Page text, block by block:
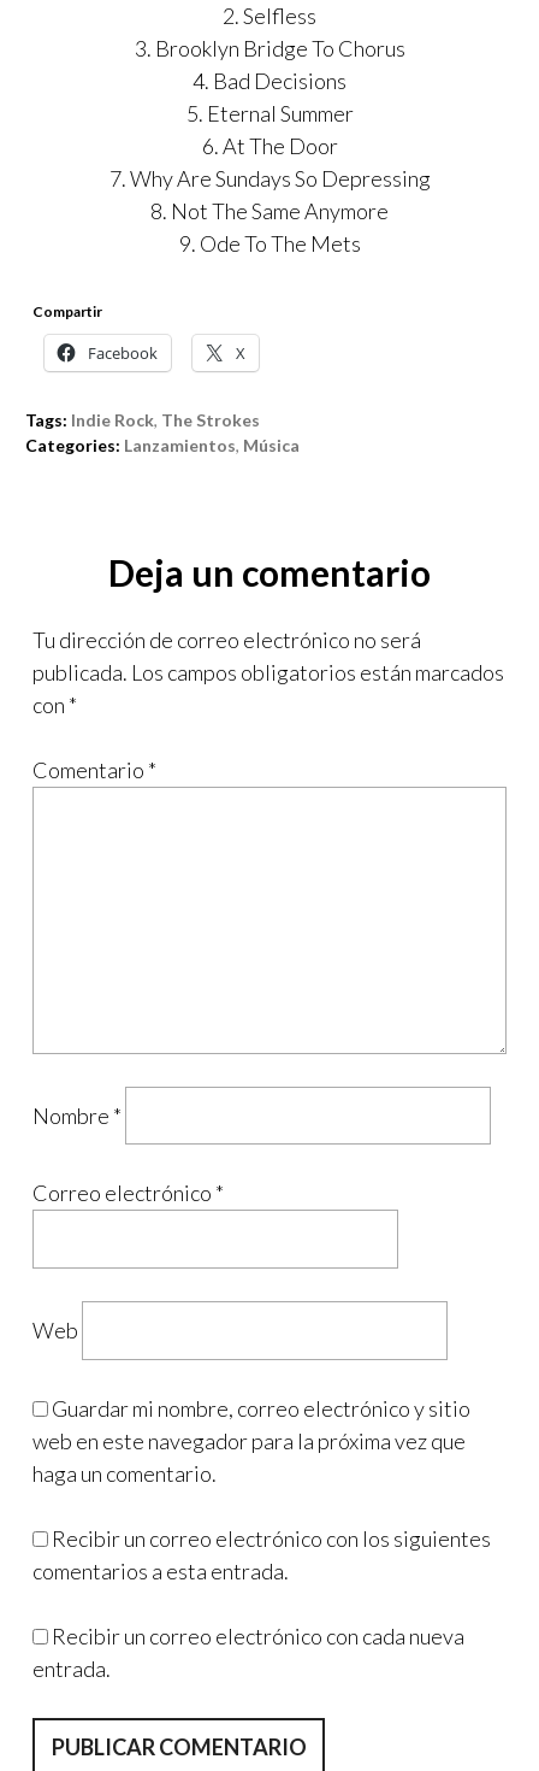
2. Selfless
3. Brooklyn Bridge To Chorus
4. Bad Decisions
5. Eternal Summer
6. At The Door
7. Why Are Sundays So Depressing
8. Not The Same Anymore
9. Ode To The Mets
Compartir
Facebook X
Tags: Indie Rock, The Strokes
Categories: Lanzamientos, Música
Deja un comentario
Tu dirección de correo electrónico no será
publicada. Los campos obligatorios están marcados
con *
Comentario *
Nombre *
Correo electrónico *
Web
Guardar mi nombre, correo electrónico y sitio
web en este navegador para la próxima vez que
haga un comentario.
Recibir un correo electrónico con los siguientes
comentarios a esta entrada.
Recibir un correo electrónico con cada nueva
entrada.